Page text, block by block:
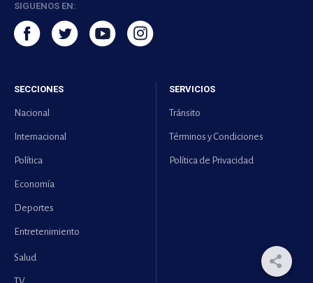
SIGUENOS EN:
SECCIONES
Nacional
Internacional
Política
Economía
Deportes
Entretenimiento
Salud
SERVICIOS
Tránsito
Términos y Condiciones
Política de Privacidad